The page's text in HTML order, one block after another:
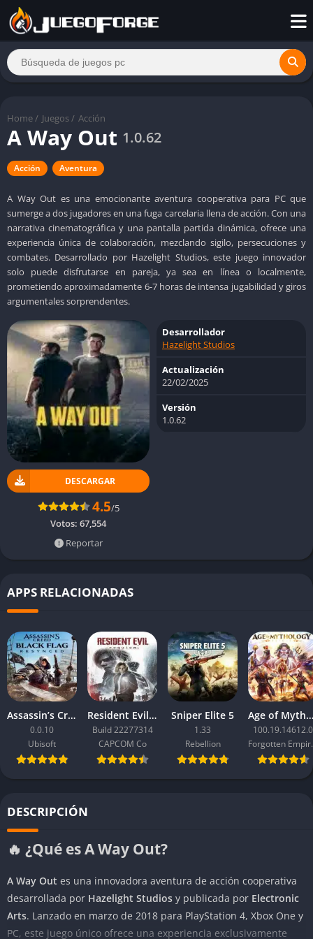
Home / Juegos / Acción
A Way Out 1.0.62
Acción Aventura
A Way Out es una emocionante aventura cooperativa para PC que
sumerge a dos jugadores en una fuga carcelaria llena de acción. Con una
narrativa cinematográfica y una pantalla partida dinámica, ofrece una
experiencia única de colaboración, mezclando sigilo, persecuciones y
combates. Desarrollado por Hazelight Studios, este juego innovador
solo puede disfrutarse en pareja, ya sea en línea o localmente,
prometiendo aproximadamente 6-7 horas de intensa jugabilidad y giros
argumentales sorprendentes.
DESCARGAR
4.5/5
Votos: 67,554
Reportar
Desarrollador
Hazelight Studios
Actualización
22/02/2025
Versión
1.0.62
APPS RELACIONADAS
Assassin’s Creed Black Flag Resynced
0.0.10
Ubisoft
Resident Evil Requiem
Build 22277314
CAPCOM Co
Sniper Elite 5
1.33
Rebellion
Age of Mythology: Retold
100.19.14612.0
DESCRIPCIÓN
🔥 ¿Qué es A Way Out?
A Way Out es una innovadora aventura de acción cooperativa
desarrollada por Hazelight Studios y publicada por Electronic
Arts. Lanzado en marzo de 2018 para PlayStation 4, Xbox One y
PC, este juego único ofrece una experiencia exclusivamente